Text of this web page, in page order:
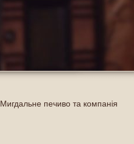
Мигдальне печиво та компанія